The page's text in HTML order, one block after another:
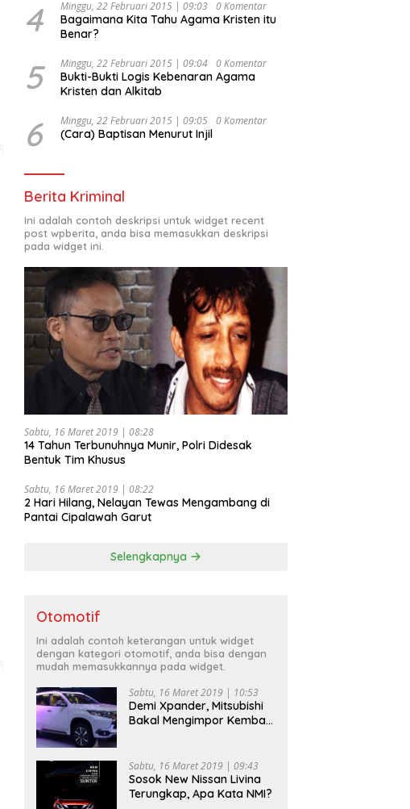
4 Minggu, 22 Februari 2015 | 09:03 0 Komentar
Bagaimana Kita Tahu Agama Kristen itu
Benar?
5 Minggu, 22 Februari 2015 | 09:04 0 Komentar
Bukti-Bukti Logis Kebenaran Agama
Kristen dan Alkitab
6 Minggu, 22 Februari 2015 | 09:05 0 Komentar
(Cara) Baptisan Menurut Injil
Berita Kriminal
Ini adalah contoh deskripsi untuk widget recent
post wpberita, anda bisa memasukkan deskripsi
pada widget ini.
Sabtu, 16 Maret 2019 | 08:28
14 Tahun Terbunuhnya Munir, Polri Didesak
Bentuk Tim Khusus
Sabtu, 16 Maret 2019 | 08:22
2 Hari Hilang, Nelayan Tewas Mengambang di
Pantai Cipalawah Garut
Selengkapnya
Otomotif
Ini adalah contoh keterangan untuk widget
dengan kategori otomotif, anda bisa dengan
mudah memasukkannya pada widget.
Sabtu, 16 Maret 2019 | 10:53
Demi Xpander, Mitsubishi
Bakal Mengimpor Kembali
Sabtu, 16 Maret 2019 | 09:43
Sosok New Nissan Livina
Terungkap, Apa Kata NMI?